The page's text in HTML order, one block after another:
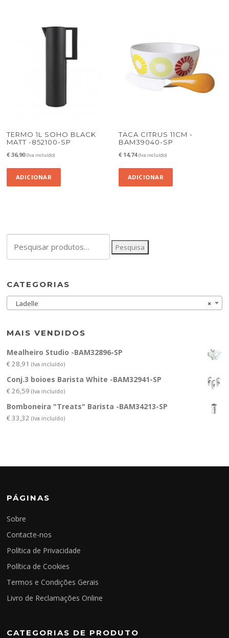
TERMO 1L SOHO BLACK
MATT -852100-SP
€ 36,90 (Iva incluído)
ADICIONAR
TACA CITRUS 11CM -
BAM39040-SP
€ 14,74 (Iva incluído)
ADICIONAR
por:
Pesquisa
CATEGORIAS
×
Ladelle
MAIS VENDIDOS
Mealheiro Studio -BAM32896-SP
€28,91 (Iva incluído)
Conj.3 boioes Barista White -BAM32941-SP
€26,59 (Iva incluído)
Bomboneira "Treats" Barista -BAM34213-SP
€33,32 (Iva incluído)
PÁGINAS
Sobre
Contacte-nos
Política de Privacidade
Política de Cookies
Termos e Condições Gerais
Livro de Reclamações Online
CATEGORIAS DE PRODUTO